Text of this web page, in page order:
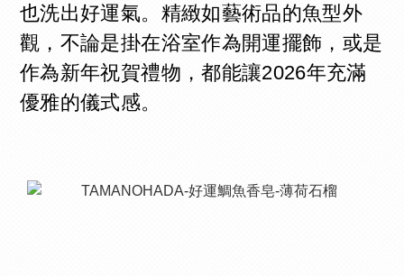
也洗出好運氣。精緻如藝術品的魚型外
觀，不論是掛在浴室作為開運擺飾，或是
作為新年祝賀禮物，都能讓2026年充滿
優雅的儀式感。